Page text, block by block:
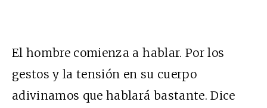
El hombre comienza a hablar. Por los
gestos y la tensión en su cuerpo
adivinamos que hablará bastante. Dice